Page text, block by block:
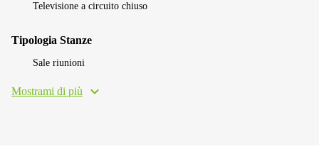
Televisione a circuito chiuso
Tipologia Stanze
Sale riunioni
Mostrami di più